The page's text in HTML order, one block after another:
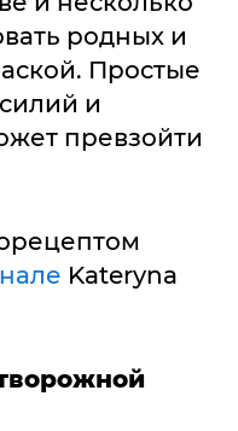
родных и
Простые
и
превзойти
Kateryna